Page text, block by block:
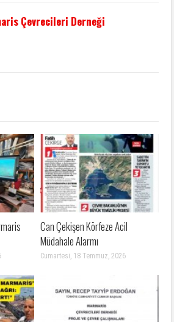
Çevrecileri Derneği
Can Çekişen Körfeze Acil
Müdahale Alarmı
Cumartesi, 18 Temmuz, 2026